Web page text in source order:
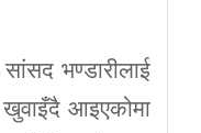
भण्डारीलाई
खुवाइँदै आइएकोमा